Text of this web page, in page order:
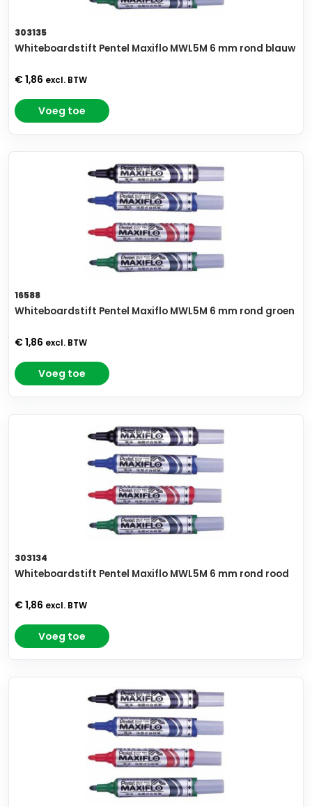
303135
Whiteboardstift Pentel Maxiflo MWL5M 6 mm rond blauw
€ 1,86 excl. BTW
Voeg toe
16588
Whiteboardstift Pentel Maxiflo MWL5M 6 mm rond groen
€ 1,86 excl. BTW
Voeg toe
303134
Whiteboardstift Pentel Maxiflo MWL5M 6 mm rond rood
€ 1,86 excl. BTW
Voeg toe